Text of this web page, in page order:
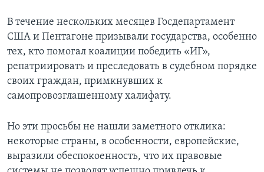
В течение нескольких месяцев Госдепартамент
США и Пентагоне призывали государства, особенно
тех, кто помогал коалиции победить «ИГ»,
репатриировать и преследовать в судебном порядке
своих граждан, примкнувших к
самопровозглашенному халифату.
Но эти просьбы не нашли заметного отклика:
некоторые страны, в особенности, европейские,
выразили обеспокоенность, что их правовые